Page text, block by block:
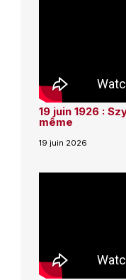
19 juin 1926 :
même
19 juin 2026